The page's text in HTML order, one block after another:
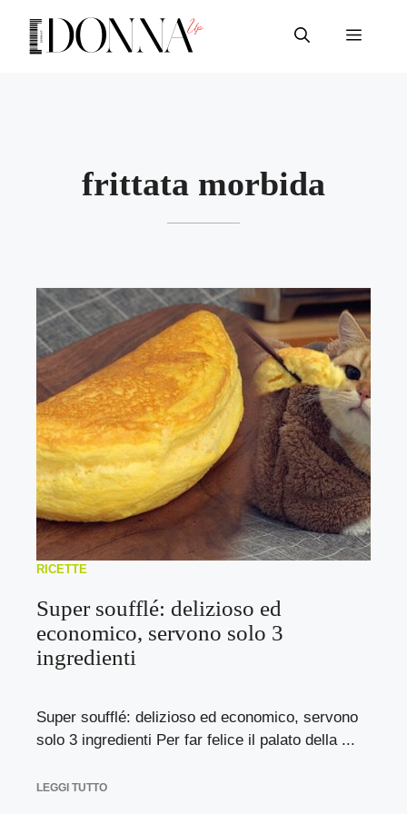
contenuto
Menu
frittata morbida
RICETTE
Super soufflé: delizioso ed
economico, servono solo 3
ingredienti
Super soufflé: delizioso ed economico, servono
solo 3 ingredienti Per far felice il palato della ...
LEGGI TUTTO